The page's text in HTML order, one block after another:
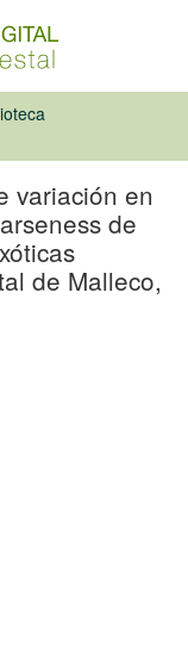
variación en
de
de Malleco,